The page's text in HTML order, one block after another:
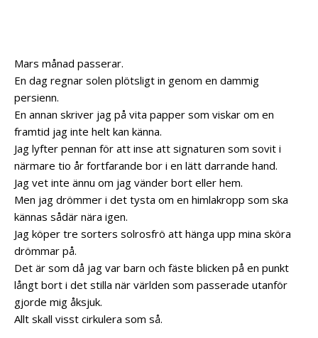
Mars månad passerar.
En dag regnar solen plötsligt in genom en dammig
persienn.
En annan skriver jag på vita papper som viskar om en
framtid jag inte helt kan känna.
Jag lyfter pennan för att inse att signaturen som sovit i
närmare tio år fortfarande bor i en lätt darrande hand.
Jag vet inte ännu om jag vänder bort eller hem.
Men jag drömmer i det tysta om en himlakropp som ska
kännas sådär nära igen.
Jag köper tre sorters solrosfrö att hänga upp mina sköra
drömmar på.
Det är som då jag var barn och fäste blicken på en punkt
långt bort i det stilla när världen som passerade utanför
gjorde mig åksjuk.
Allt skall visst cirkulera som så.